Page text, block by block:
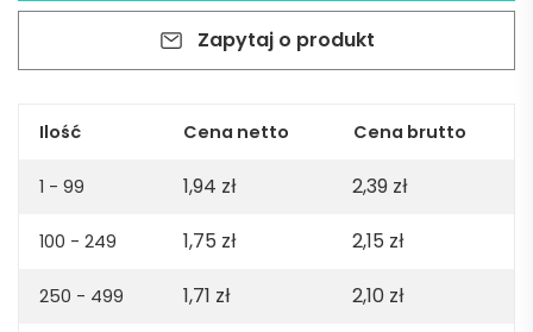
PU
RING
czerwony
Zapytaj o produkt
Ilość Cena netto Cena brutto
1 - 99 1,94 zł 2,39 zł
100 - 249 1,75 zł 2,15 zł
250 - 499 1,71 zł 2,10 zł